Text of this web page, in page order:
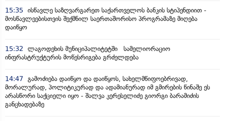
15:35 ისწავლე საზღვარგარეთ საქართველოს ბანკის სტიპენდიით -
მოსწავლეებისთვის შექმნილ საერთაშორისო პროგრამაზე მიღება
დაიწყო
15:32
ლაგოდეხის მუნიციპალიტეტში სამელიორაციო
ინფრასტრუქტურის მოწესრიგება გრძელდება
14:47 გამოძიება დაიწყო და დაიწყოს, სახელმწიფოებრივად,
მორალურად, პოლიტიკურად და ადამიანურად იმ გმირების წინაშე ეს
არასწორი საქციელი იყო - შალვა კერესელიძე გიორგი ბარამიძის
განცხადებაზე